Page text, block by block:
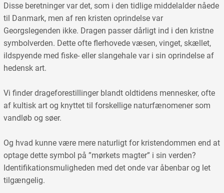
Disse beretninger var det, som i den tidlige middelalder nåede
til Danmark, men af ren kristen oprindelse var
Georgslegenden ikke. Dragen passer dårligt ind i den kristne
symbolverden. Dette ofte flerhovede væsen, vinget, skællet,
ildspyende med fiske- eller slangehale var i sin oprindelse af
hedensk art.
Vi finder drageforestillinger blandt oldtidens mennesker, ofte
af kultisk art og knyttet til forskellige naturfænomener som
vandløb og søer.
Og hvad kunne være mere naturligt for kristendommen end at
optage dette symbol på ”mørkets magter” i sin verden?
Identifikationsmuligheden med det onde var åbenbar og let
tilgængelig.